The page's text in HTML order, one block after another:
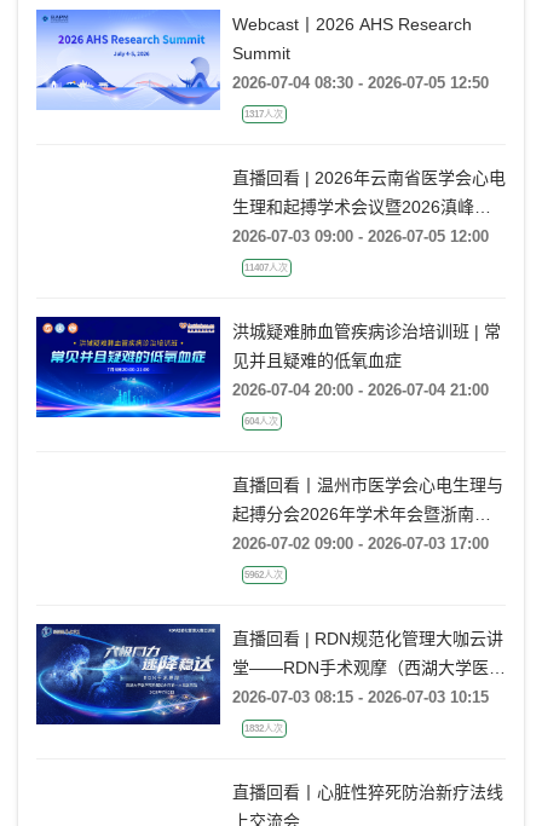
Webcast丨2026 AHS Research
Summit
2026-07-04 08:30 - 2026-07-05 12:50
直播回看 | 2026年云南省医学会心电
生理和起搏学术会议暨2026滇峰律
动学术大会
2026-07-03 09:00 - 2026-07-05 12:00
洪城疑难肺血管疾病诊治培训班 | 常
见并且疑难的低氧血症
2026-07-04 20:00 - 2026-07-04 21:00
直播回看丨温州市医学会心电生理与
起搏分会2026年学术年会暨浙南心
脏瓣膜病学术会议
2026-07-02 09:00 - 2026-07-03 17:00
直播回看 | RDN规范化管理大咖云讲
堂——RDN手术观摩（西湖大学医学
院附属杭州市第一人民医院站）
2026-07-03 08:15 - 2026-07-03 10:15
直播回看丨心脏性猝死防治新疗法线